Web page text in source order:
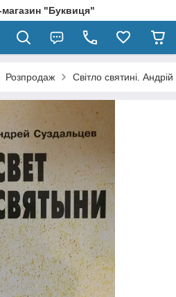
магазин "Буквиця"
Розпродаж Світло святині.